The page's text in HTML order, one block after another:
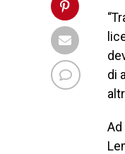
di
Ad